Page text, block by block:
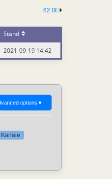
62.0E
Stand
2021-09-19 14:42
options ▼